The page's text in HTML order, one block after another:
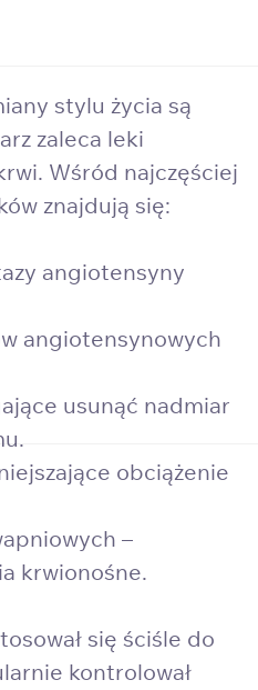
stylu życia są
zaleca leki
Wśród najczęściej
znajdują się:
angiotensyny
angiotensynowych
usunąć nadmiar
obciążenie
–
krwionośne.
się ściśle do
kontrolował